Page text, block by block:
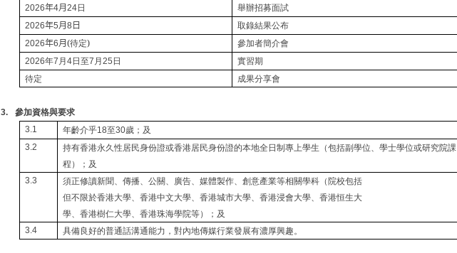
2026年4月24日 舉辦招募面試
2026年5月8 日 取錄結果公布
2026年6月(待定) 參加者簡介會
2026年7 月4日至7 月25 日
實習期
待定
成果分享會
3. 參加資格與要求
3.1 年齡介乎18至30歲；及
3.2
持有香港永久性居民身份證或香港居民身份證的本地全日制專上學生（包括副學位、學士學位或研究院課
程）；及
3.3
須正修讀新聞、傳播、公關、廣告、媒體製作、創意產業等相關學科（院校包括
但不限於香港大學、香港中文大學、香港城市大學、香港浸會大學、香港恒生大
學、香港樹仁大學、香港珠海學院等）；及
3.4 具備良好的普通話溝通能力，對內地傳媒行業發展有濃厚興趣。